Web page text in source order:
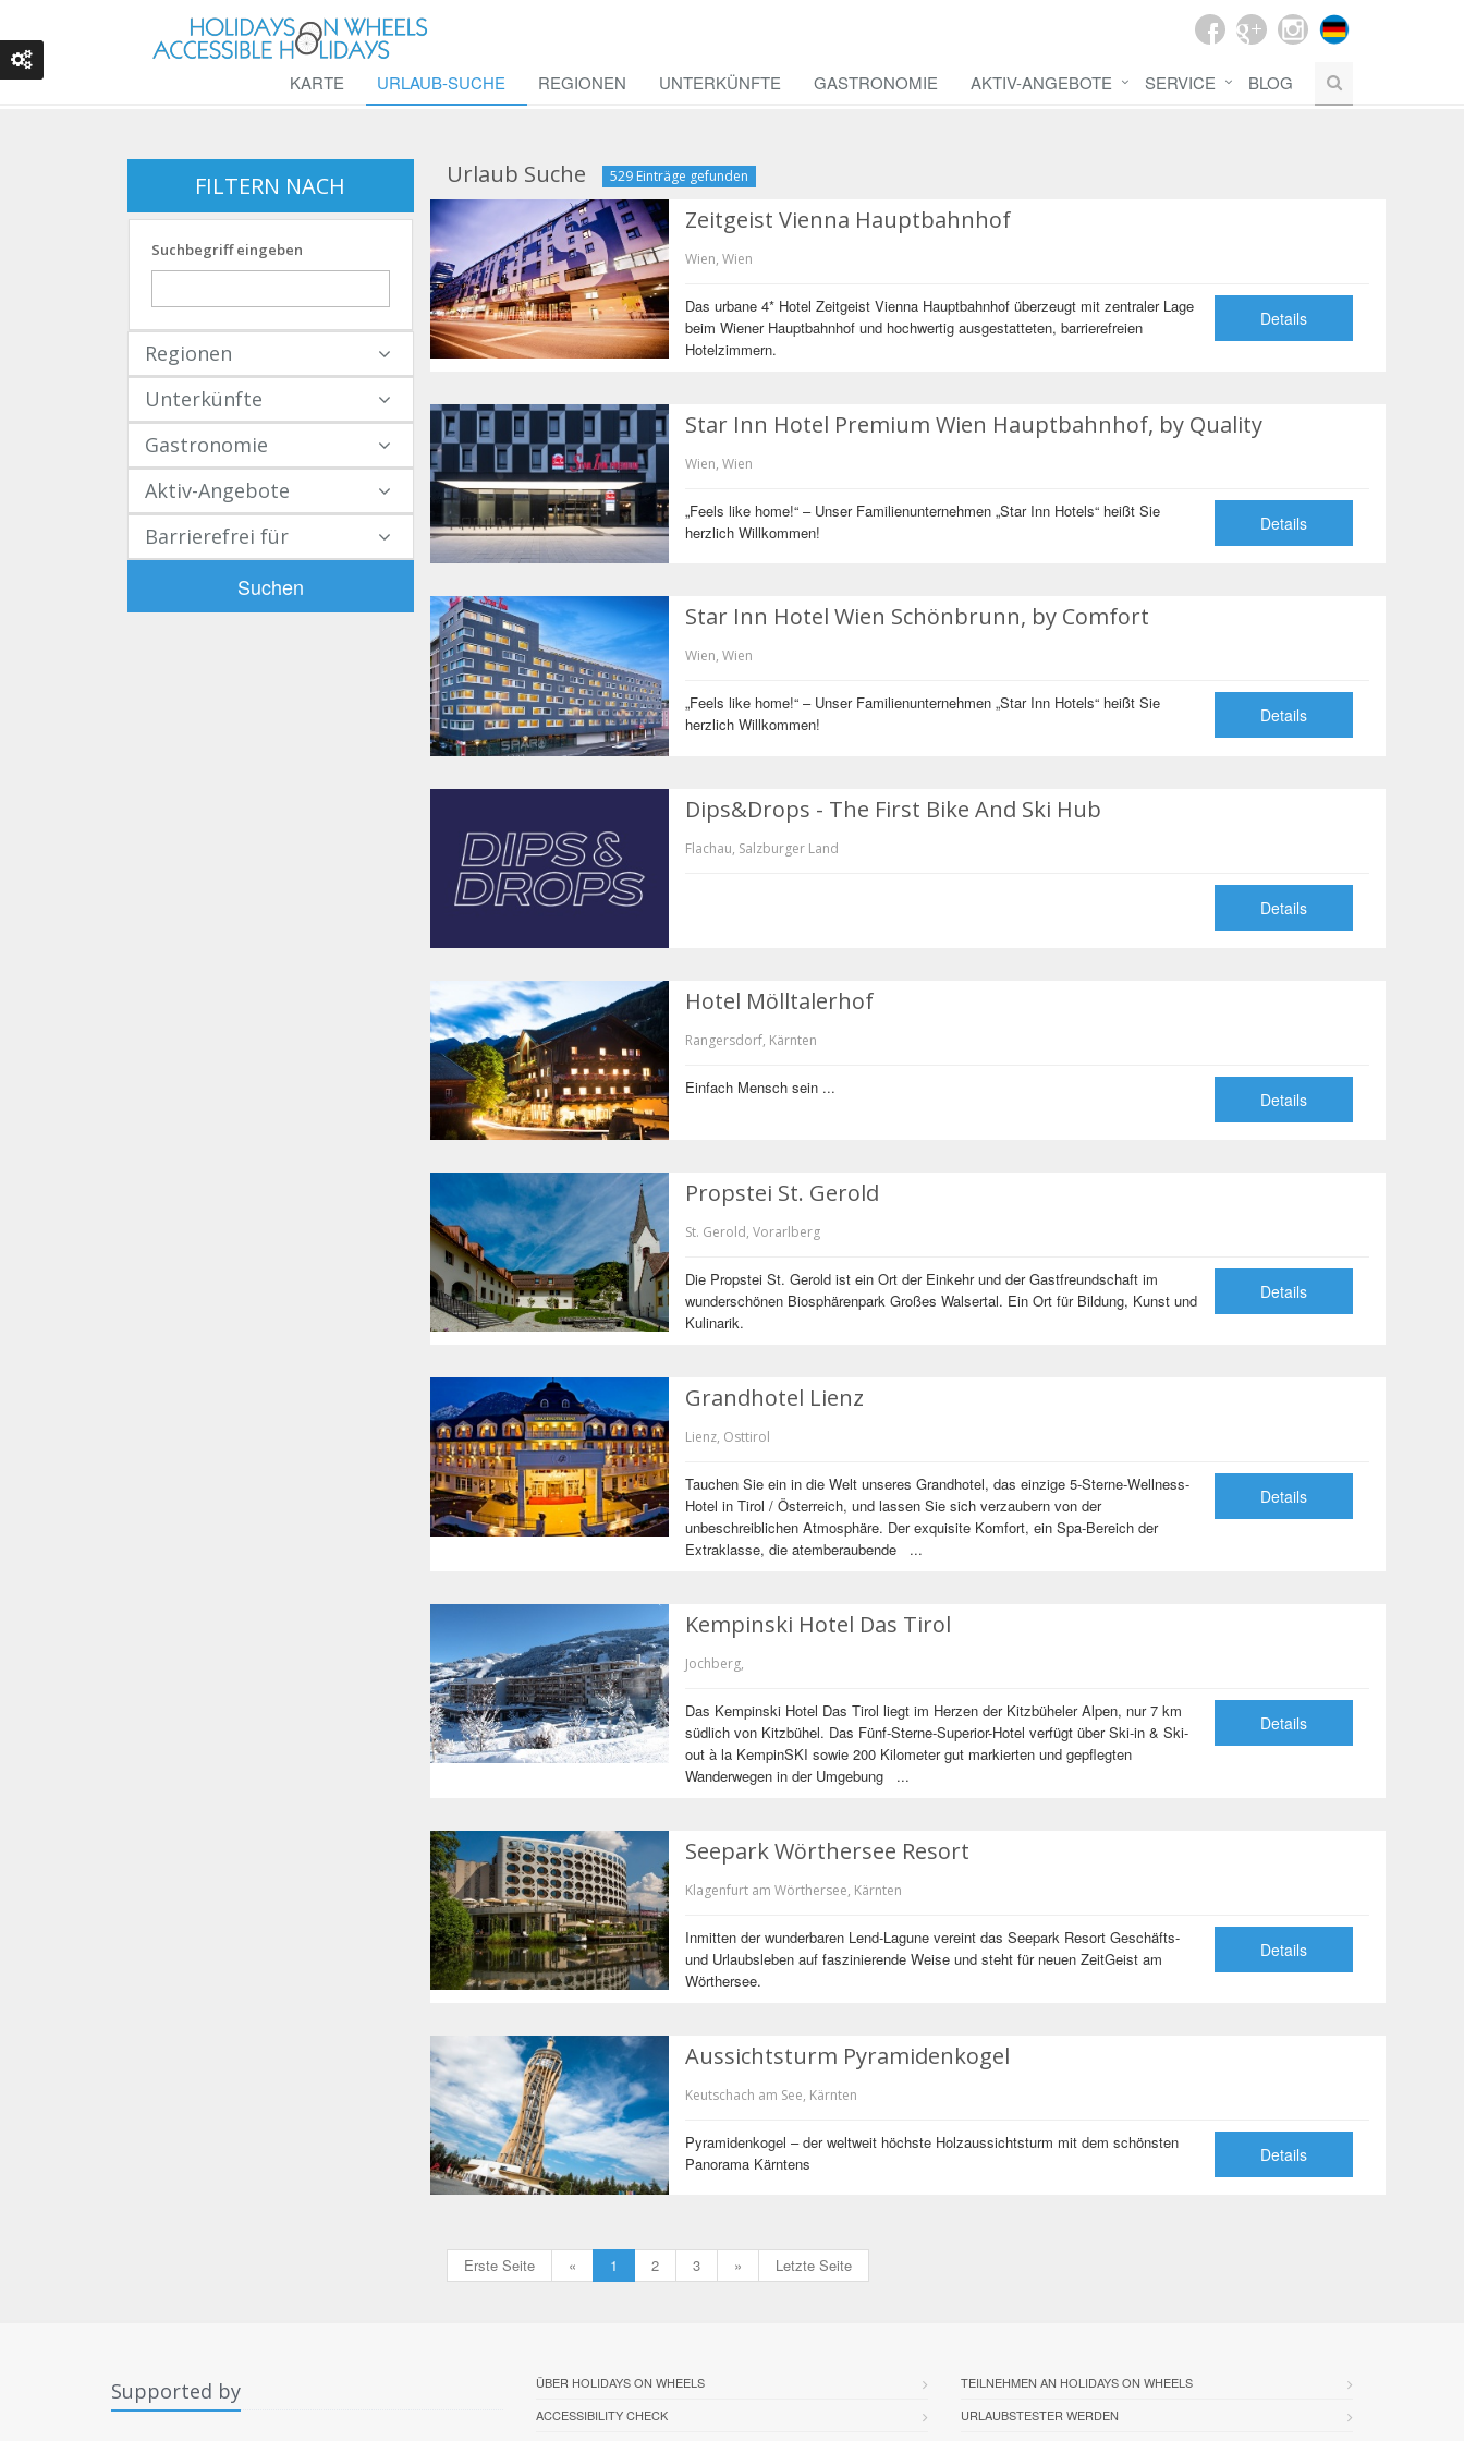
KARTE URLAUB-SUCHE REGIONEN UNTERKÜNFTE GASTRONOMIE AKTIV-ANGEBOTE SERVICE BLOG
FILTERN NACH
Suchbegriff eingeben
Regionen
Unterkünfte
Gastronomie
Aktiv-Angebote
Barrierefrei für
Suchen
Urlaub Suche 529 Einträge gefunden
Zeitgeist Vienna Hauptbahnhof
Wien, Wien
Das urbane 4* Hotel Zeitgeist Vienna Hauptbahnhof überzeugt mit zentraler Lage
beim Wiener Hauptbahnhof und hochwertig ausgestatteten, barrierefreien
Hotelzimmern.
Details
Star Inn Hotel Premium Wien Hauptbahnhof, by Quality
Wien, Wien
„Feels like home!“ – Unser Familienunternehmen „Star Inn Hotels“ heißt Sie
herzlich Willkommen!
Details
Star Inn Hotel Wien Schönbrunn, by Comfort
Wien, Wien
„Feels like home!“ – Unser Familienunternehmen „Star Inn Hotels“ heißt Sie
herzlich Willkommen!
Details
Dips&Drops - The First Bike And Ski Hub
Flachau, Salzburger Land
Details
Hotel Mölltalerhof
Rangersdorf, Kärnten
Einfach Mensch sein ...
Details
Propstei St. Gerold
St. Gerold, Vorarlberg
Die Propstei St. Gerold ist ein Ort der Einkehr und der Gastfreundschaft im
wunderschönen Biosphärenpark Großes Walsertal. Ein Ort für Bildung, Kunst und
Kulinarik.
Details
Grandhotel Lienz
Lienz, Osttirol
Tauchen Sie ein in die Welt unseres Grandhotel, das einzige 5-Sterne-Wellness-
Hotel in Tirol / Österreich, und lassen Sie sich verzaubern von der
unbeschreiblichen Atmosphäre. Der exquisite Komfort, ein Spa-Bereich der
Extraklasse, die atemberaubende ...
Details
Kempinski Hotel Das Tirol
Jochberg,
Das Kempinski Hotel Das Tirol liegt im Herzen der Kitzbüheler Alpen, nur 7 km
südlich von Kitzbühel. Das Fünf-Sterne-Superior-Hotel verfügt über Ski-in & Ski-
out à la KempinSKI sowie 200 Kilometer gut markierten und gepflegten
Wanderwegen in der Umgebung ...
Details
Seepark Wörthersee Resort
Klagenfurt am Wörthersee, Kärnten
Inmitten der wunderbaren Lend-Lagune vereint das Seepark Resort Geschäfts-
und Urlaubsleben auf faszinierende Weise und steht für neuen ZeitGeist am
Wörthersee.
Details
Aussichtsturm Pyramidenkogel
Keutschach am See, Kärnten
Pyramidenkogel – der weltweit höchste Holzaussichtsturm mit dem schönsten
Panorama Kärntens
Details
Erste Seite « 1 2 3 » Letzte Seite
Supported by
ÜBER HOLIDAYS ON WHEELS
ACCESSIBILITY CHECK
TEILNEHMEN AN HOLIDAYS ON WHEELS
URLAUBSTESTER WERDEN